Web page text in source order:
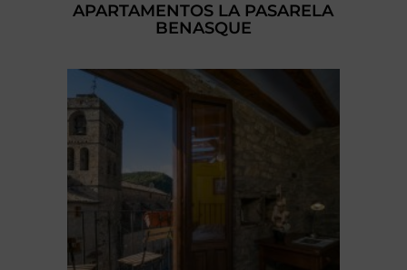
APARTAMENTOS LA PASARELA
BENASQUE